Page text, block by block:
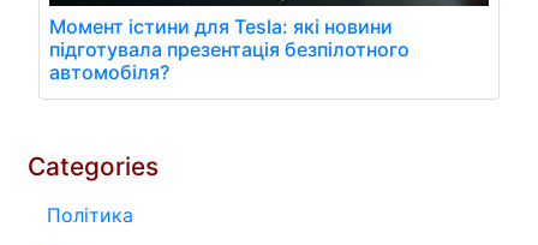
Момент істини для Tesla: які новини
підготувала презентація безпілотного
автомобіля?
Categories
Політика